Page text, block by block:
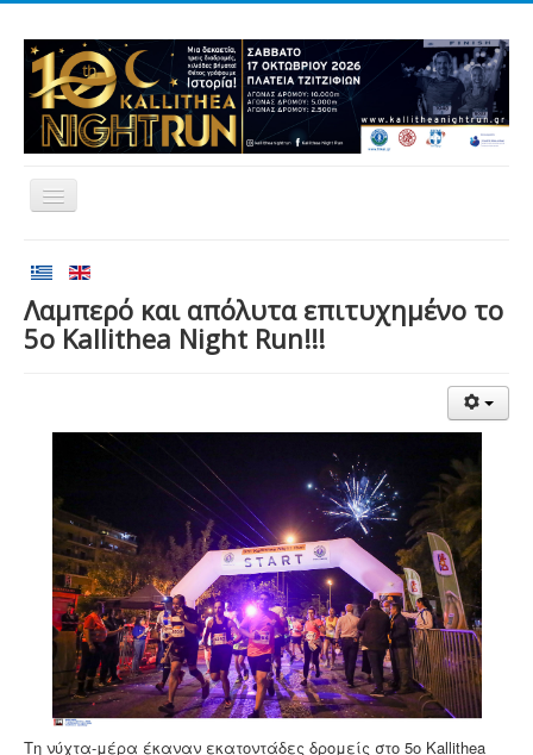
Εθελοντισμός
Αποτελέσματα
Χορηγοί
Επικοινωνία
Λαμπερό και απόλυτα επιτυχημένο το
5ο Kallithea Night Run!!!
Τη νύχτα-μέρα έκαναν εκατοντάδες δρομείς στο 5ο Kallithea